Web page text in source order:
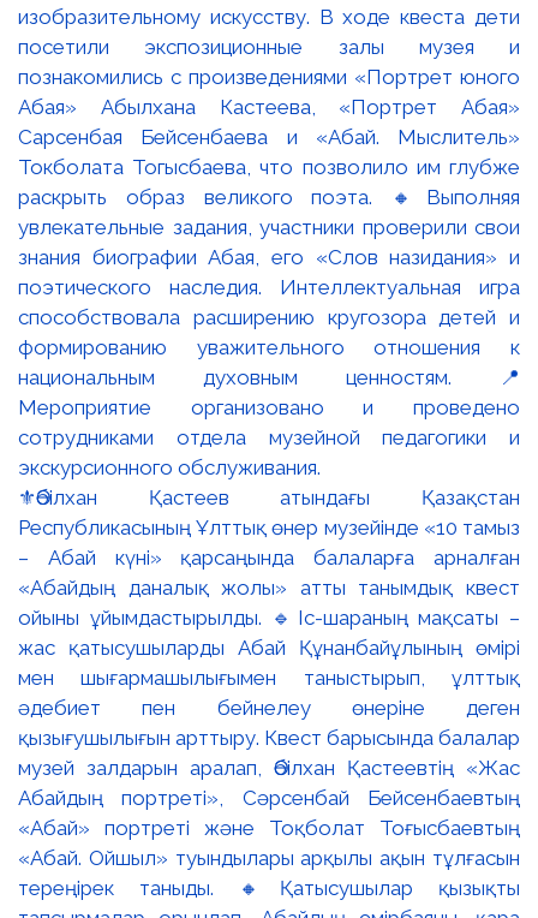
⚜️Әбілхан Қастеев атындағы Қазақстан
Республикасының Ұлттық өнер музейінде «10 тамыз
– Абай күні» қарсаңында балаларға арналған
«Абайдың даналық жолы» атты танымдық квест
ойыны ұйымдастырылды. 🔹Іс-шараның мақсаты –
жас қатысушыларды Абай Құнанбайұлының өмірі
мен шығармашылығымен таныстырып, ұлттық
әдебиет пен бейнелеу өнеріне деген
қызығушылығын арттыру. Квест барысында балалар
музей залдарын аралап, Әбілхан Қастеевтің «Жас
Абайдың портреті», Сәрсенбай Бейсенбаевтың
«Абай» портреті және Тоқболат Тоғысбаевтың
«Абай. Ойшыл» туындылары арқылы ақын тұлғасын
тереңірек таныды. 🔸Қатысушылар қызықты